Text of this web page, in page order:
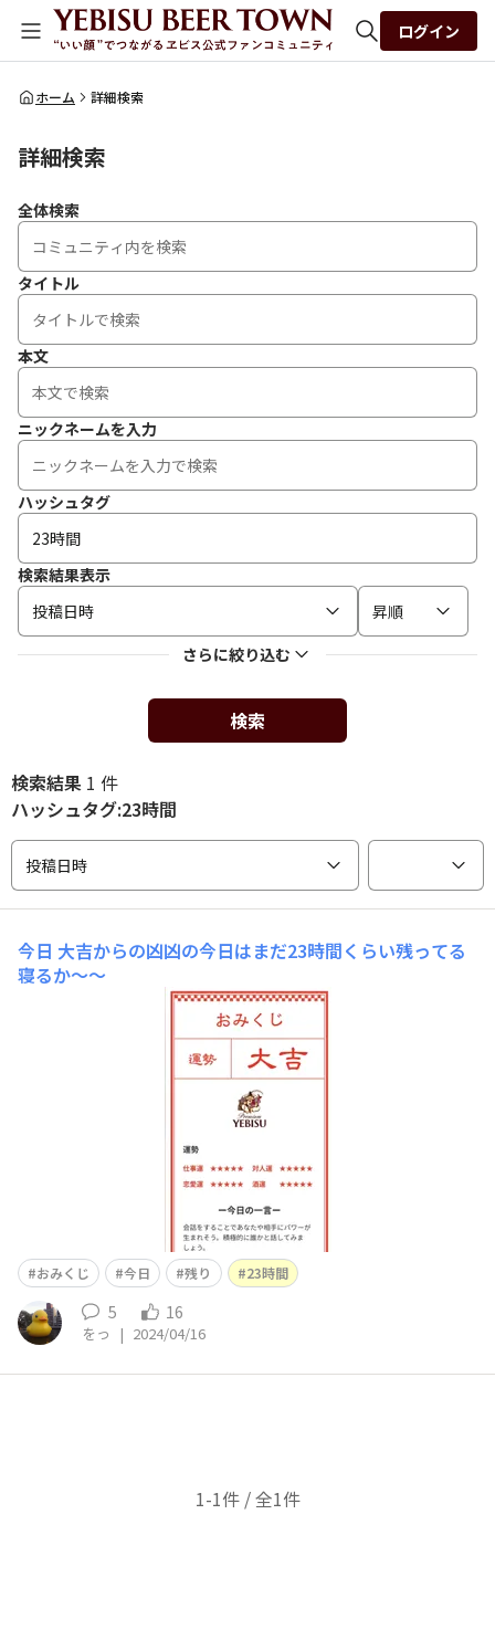
全体検索
ログイン
ホーム 詳細検索
詳細検索
全体検索
タイトル
本文
ニックネームを入力
ハッシュタグ
検索結果表示
投稿日時
昇順
さらに絞り込む
検索
検索結果 1 件
ハッシュタグ:23時間
投稿日時
今日 大吉からの凶凶の今日はまだ23時間くらい残ってる
寝るか〜〜
おみくじ 今日 残り 23時間
5 16
をっ | 2024/04/16
1-1件 / 全1件